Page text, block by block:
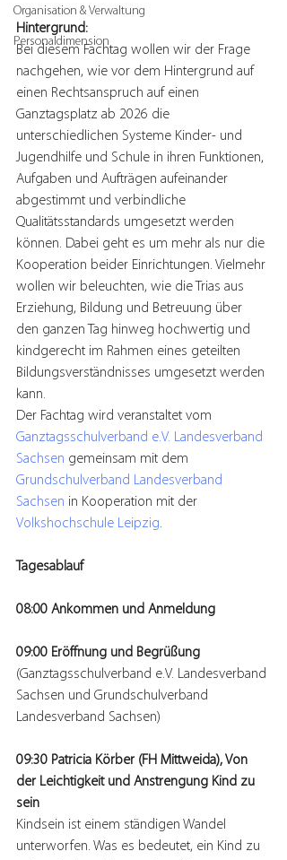
Organisation & Verwaltung
Personaldimension
Hintergrund:
Bei diesem Fachtag wollen wir der Frage
nachgehen, wie vor dem Hintergrund auf
einen Rechtsanspruch auf einen
Ganztagsplatz ab 2026 die
unterschiedlichen Systeme Kinder- und
Jugendhilfe und Schule in ihren Funktionen,
Aufgaben und Aufträgen aufeinander
abgestimmt und verbindliche
Qualitätsstandards umgesetzt werden
können. Dabei geht es um mehr als nur die
Kooperation beider Einrichtungen. Vielmehr
wollen wir beleuchten, wie die Trias aus
Erziehung, Bildung und Betreuung über
den ganzen Tag hinweg hochwertig und
kindgerecht im Rahmen eines geteilten
Bildungsverständnisses umgesetzt werden
kann.
Der Fachtag wird veranstaltet vom
Ganztagsschulverband e.V. Landesverband
Sachsen gemeinsam mit dem
Grundschulverband Landesverband
Sachsen in Kooperation mit der
Volkshochschule Leipzig.
Tagesablauf
08:00 Ankommen und Anmeldung
09:00 Eröffnung und Begrüßung
(Ganztagsschulverband e.V. Landesverband
Sachsen und Grundschulverband
Landesverband Sachsen)
09:30 Patricia Körber (FH Mittweida), Von
der Leichtigkeit und Anstrengung Kind zu
sein
Kindsein ist einem ständigen Wandel
unterworfen. Was es bedeutet, ein Kind zu